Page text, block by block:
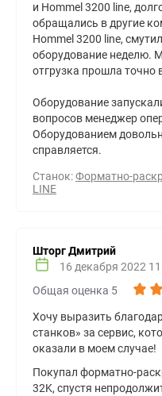
и Hommel 3200 line,
обращались в другие
Hommel 3200 line,
оборудование неделю.
отгрузка прошла точно
Оборудование
вопросов менеджер
Оборудованием
справляется.
Станок:Форматно-
LINE
Шторг Дмитрий
16 декабря 2022
Общая оценка 5
Хочу выразить
станков» за сервис,
оказали в моем случае!
Покупал форматно-
32K, спустя